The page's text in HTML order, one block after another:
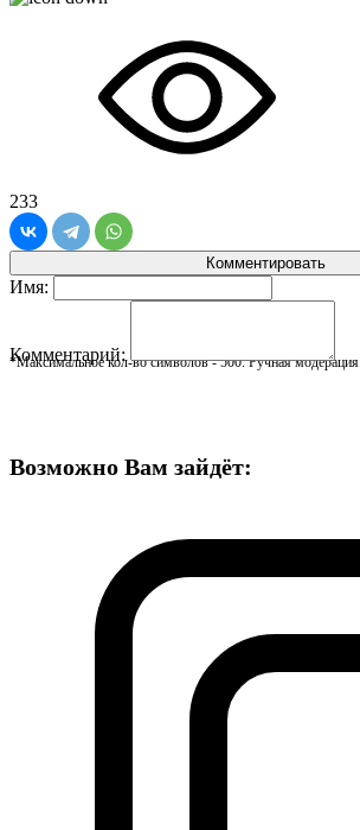
233
Комментировать
Имя:
Комментарий:
*Максимальное кол-во символов - 500. Ручная модерация.
Возможно Вам зайдёт: